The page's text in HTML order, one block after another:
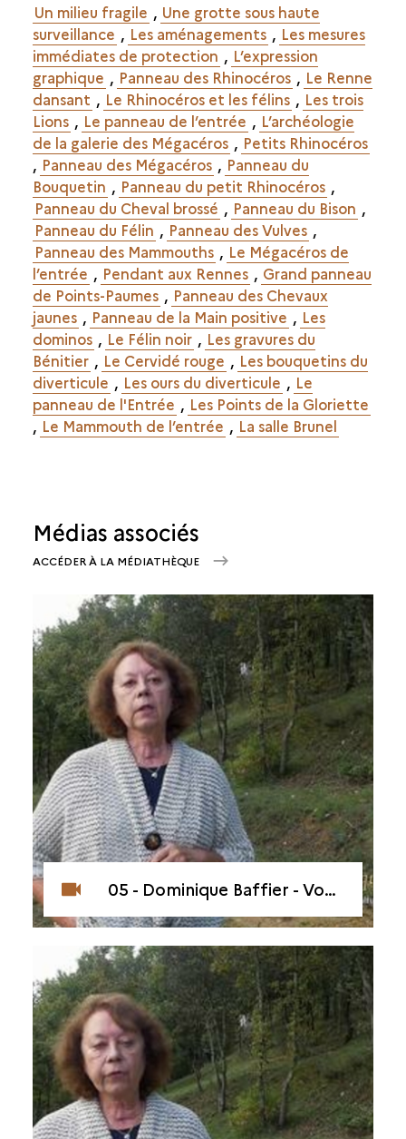
Un milieu fragile , Une grotte sous haute
surveillance , Les aménagements , Les mesures
immédiates de protection , L’expression
graphique , Panneau des Rhinocéros , Le Renne
dansant , Le Rhinocéros et les félins , Les trois
Lions , Le panneau de l’entrée , L’archéologie
de la galerie des Mégacéros , Petits Rhinocéros
, Panneau des Mégacéros , Panneau du
Bouquetin , Panneau du petit Rhinocéros ,
Panneau du Cheval brossé , Panneau du Bison ,
Panneau du Félin , Panneau des Vulves ,
Panneau des Mammouths , Le Mégacéros de
l’entrée , Pendant aux Rennes , Grand panneau
de Points-Paumes , Panneau des Chevaux
jaunes , Panneau de la Main positive , Les
dominos , Le Félin noir , Les gravures du
Bénitier , Le Cervidé rouge , Les bouquetins du
diverticule , Les ours du diverticule , Le
panneau de l'Entrée , Les Points de la Gloriette
, Le Mammouth de l’entrée , La salle Brunel
Médias associés
ACCÉDER À LA MÉDIATHÈQUE
05 - Dominique Baffier - Votre mission de conservateur